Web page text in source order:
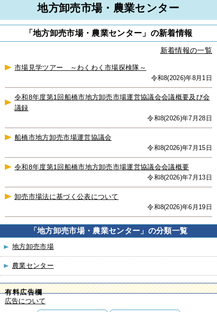
地方卸売市場・農業センター
「地方卸売市場・農業センター」の新着情報
新着情報の一覧
市場見学ツアー ～わくわく市場探検隊～
令和8(2026)年8月1日
令和8年度第1回船橋市地方卸売市場運営協議会会議概要及び会
議録
令和8(2026)年7月28日
船橋市地方卸売市場運営協議会
令和8(2026)年7月15日
令和8年度第1回船橋市地方卸売市場運営協議会会議概要
令和8(2026)年7月13日
卸売市場法に基づく公表について
令和8(2026)年6月19日
「地方卸売市場・農業センター」の分類一覧
地方卸売市場
農業センター
有料広告欄
広告について